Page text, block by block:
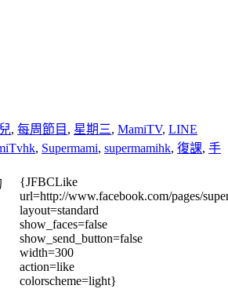
, 每周節目 , 星期三, MamiTV, LINE
, Supermami, supermamihk, 復課, 手
{JFBCLike
url=http://www.facebook.com/pages/
layout=standard
show_faces=false
show_send_button=false
width=300
action=like
colorscheme=light}